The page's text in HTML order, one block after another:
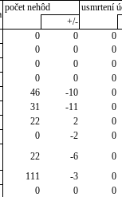
počet nehôd
usmrtení
+/-
0 0
0
0 0
0
0 0
0
0 0
0
46 -10
0
31 -11
0
22 2
0
0 -2
0
22 -6
0
111 -3
0
0 0 0